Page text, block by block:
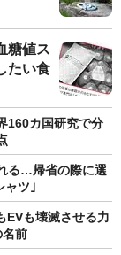
糖値ス
たい食
160カ国研究で分
る…帰省の際に選
ャツ｣
も壊滅させる力
前